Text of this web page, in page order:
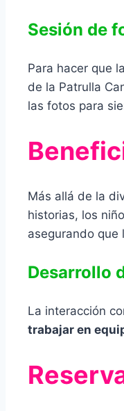
Sesión de
Para hacer que
de la Patrulla
las fotos para
Más allá de la
historias, los
asegurando que
Desarrollo
La interacción
trabajar en